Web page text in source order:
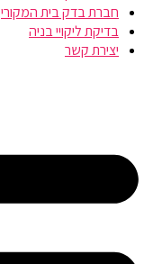
חברת בדק בית המקורי
בדיקת ליקויי בניה
יצירת קשר